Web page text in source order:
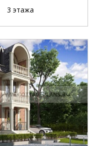
3 этажа